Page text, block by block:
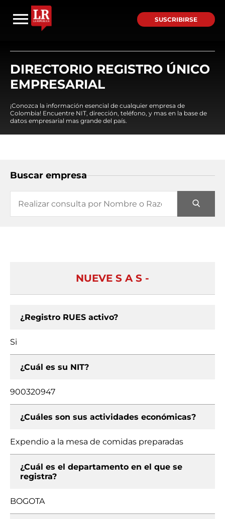
SUSCRIBIRSE
DIRECTORIO REGISTRO ÚNICO
EMPRESARIAL
¡Conozca la información esencial de cualquier empresa de
Colombia! Encuentre NIT, dirección, teléfono, y mas en la base de
datos empresarial mas grande del país.
Buscar empresa
NUEVE S A S -
¿Registro RUES activo?
Si
¿Cuál es su NIT?
900320947
¿Cuáles son sus actividades económicas?
Expendio a la mesa de comidas preparadas
¿Cuál es el departamento en el que se
registra?
BOGOTA